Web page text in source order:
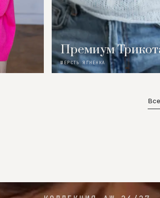
Премиум
ШЕРСТЬ ЯГНЕНКА